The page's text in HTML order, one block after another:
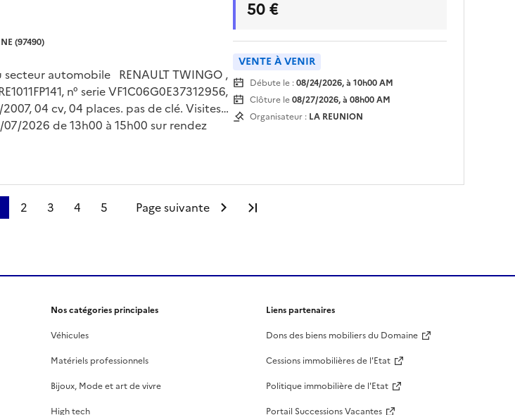
(97490)
secteur automobile RENAULT TWINGO ,
n° serie VF1C06G0E37312956,
04 cv, 04 places. pas de clé. Visites
2026 de 13h00 à 15h00 sur rendez
Enlèvement sur plateau
50 €
VENTE À VENIR
Débute le :08/24/2026, à 10h00 AM
Clôture le08/27/2026, à 08h00 AM
Organisateur : LA REUNION
2 3 4 5 Page suivante
Nos catégories principales
Véhicules
Matériels professionnels
Bijoux, Mode et art de vivre
High tech
Liens partenaires
Dons des biens mobiliers du Domaine
Cessions immobilières de l'Etat
Politique immobilière de l'Etat
Portail Successions Vacantes